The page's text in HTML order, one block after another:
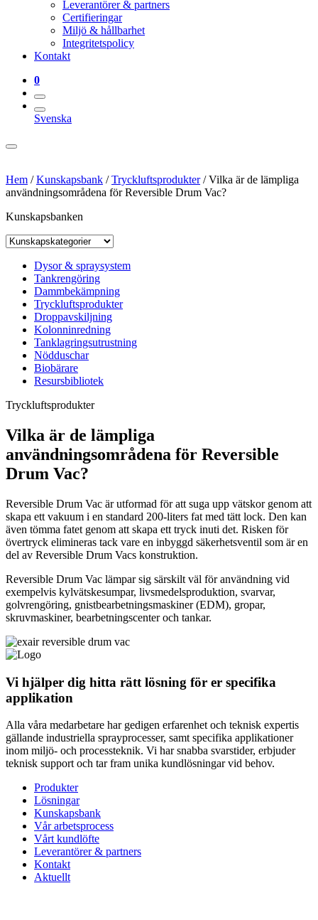
Leverantörer & partners
Certifieringar
Miljö & hållbarhet
Integritetspolicy
Kontakt
0
Svenska
Hem /Kunskapsbank /Tryckluftsprodukter/Vilka är de lämpliga
användningsområdena för Reversible Drum Vac?
Kunskapsbanken
Dysor & spraysystem
Tankrengöring
Dammbekämpning
Tryckluftsprodukter
Droppavskiljning
Kolonninredning
Tanklagringsutrustning
Nödduschar
Biobärare
Resursbibliotek
Tryckluftsprodukter
Vilka är de lämpliga
användningsområdena för Reversible
Drum Vac?
Reversible Drum Vac är utformad för att suga upp vätskor genom att
skapa ett vakuum i en standard 200-liters fat med tätt lock. Den kan
även tömma fatet genom att skapa ett tryck inuti det. Risken för
övertryck elimineras tack vare en inbyggd säkerhetsventil som är en
del av Reversible Drum Vacs konstruktion.
Reversible Drum Vac lämpar sig särskilt väl för användning vid
exempelvis kylvätskesumpar, livsmedelsproduktion, svarvar,
golvrengöring, gnistbearbetningsmaskiner (EDM), gropar,
skruvmaskiner, bearbetningscenter och tankar.
Vi hjälper dig hitta rätt lösning för er specifika
applikation
Alla våra medarbetare har gedigen erfarenhet och teknisk expertis
gällande industriella sprayprocesser, samt specifika applikationer
inom miljö- och processteknik. Vi har snabba svarstider, erbjuder
teknisk support och tar fram unika kundlösningar vid behov.
Produkter
Lösningar
Kunskapsbank
Vår arbetsprocess
Vårt kundlöfte
Leverantörer & partners
Kontakt
Aktuellt